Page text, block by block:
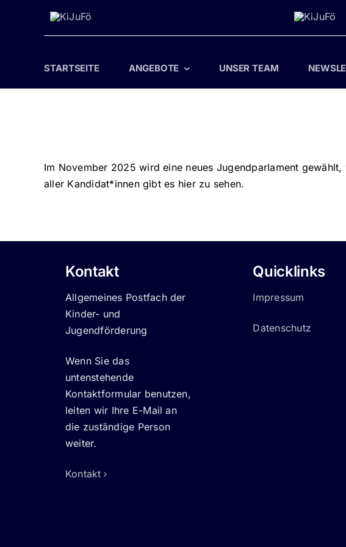
STARTSEITE ANGEBOTE UNSER TEAM
Im November 2025 wird eine neues Jugendparlament
aller Kandidat*innen gibt es hier zu sehen.
Kontakt
Allgemeines Postfach der
Kinder- und
Jugendförderung
Wenn Sie das
untenstehende
Kontaktformular benutzen,
leiten wir Ihre E-Mail an
die zuständige Person
weiter.
Kontakt
Quicklinks
Impressum
Datenschutz